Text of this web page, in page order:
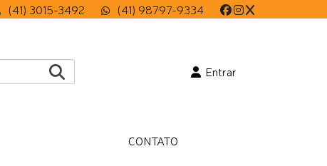
(41) 3015-3492 (41) 98797-9334
Entrar
CONTATO